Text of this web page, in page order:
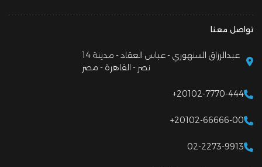
تواصل معنا
14 عبدالرزاق السنهوري - عباس العقاد - مدينة
نصر - القاهرة - مصر
+20102-7770-444
+20102-66666-00
02-2273-9913